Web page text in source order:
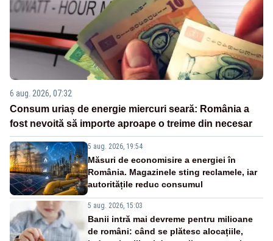
6 aug. 2026, 07:32
Consum uriaș de energie miercuri seară: România a
fost nevoită să importe aproape o treime din necesar
5 aug. 2026, 19:54
Măsuri de economisire a energiei în
România. Magazinele sting reclamele, iar
autoritățile reduc consumul
5 aug. 2026, 15:03
Banii intră mai devreme pentru milioane
de români: când se plătesc alocațiile,